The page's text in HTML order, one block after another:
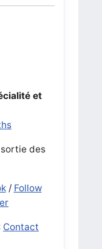
et
sortie des
/ Follow
Contact